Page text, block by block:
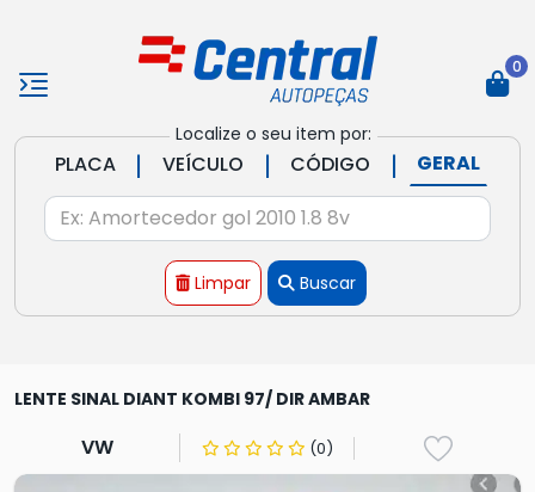
Localize o seu item por:
PLACA | VEÍCULO | CÓDIGO | GERAL
Limpar Buscar
0
LENTE SINAL DIANT KOMBI 97/ DIR AMBAR
VW (0)